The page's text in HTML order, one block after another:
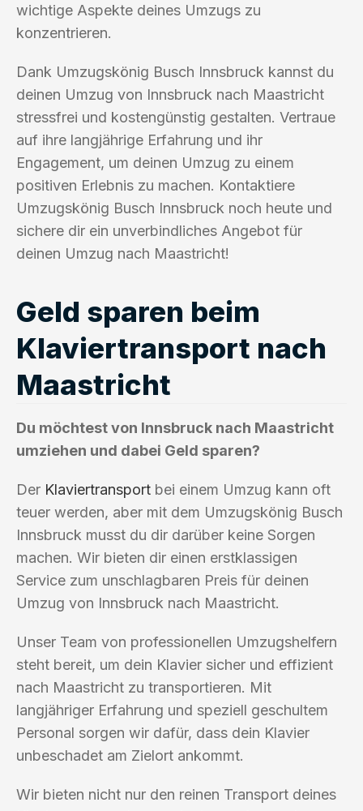
wichtige Aspekte deines Umzugs zu
konzentrieren.
Dank Umzugskönig Busch Innsbruck kannst du
deinen Umzug von Innsbruck nach Maastricht
stressfrei und kostengünstig gestalten. Vertraue
auf ihre langjährige Erfahrung und ihr
Engagement, um deinen Umzug zu einem
positiven Erlebnis zu machen. Kontaktiere
Umzugskönig Busch Innsbruck noch heute und
sichere dir ein unverbindliches Angebot für
deinen Umzug nach Maastricht!
Geld sparen beim
Klaviertransport nach
Maastricht
Du möchtest von Innsbruck nach Maastricht
umziehen und dabei Geld sparen?
Der Klaviertransport bei einem Umzug kann oft
teuer werden, aber mit dem Umzugskönig Busch
Innsbruck musst du dir darüber keine Sorgen
machen. Wir bieten dir einen erstklassigen
Service zum unschlagbaren Preis für deinen
Umzug von Innsbruck nach Maastricht.
Unser Team von professionellen Umzugshelfern
steht bereit, um dein Klavier sicher und effizient
nach Maastricht zu transportieren. Mit
langjähriger Erfahrung und speziell geschultem
Personal sorgen wir dafür, dass dein Klavier
unbeschadet am Zielort ankommt.
Wir bieten nicht nur den reinen Transport deines